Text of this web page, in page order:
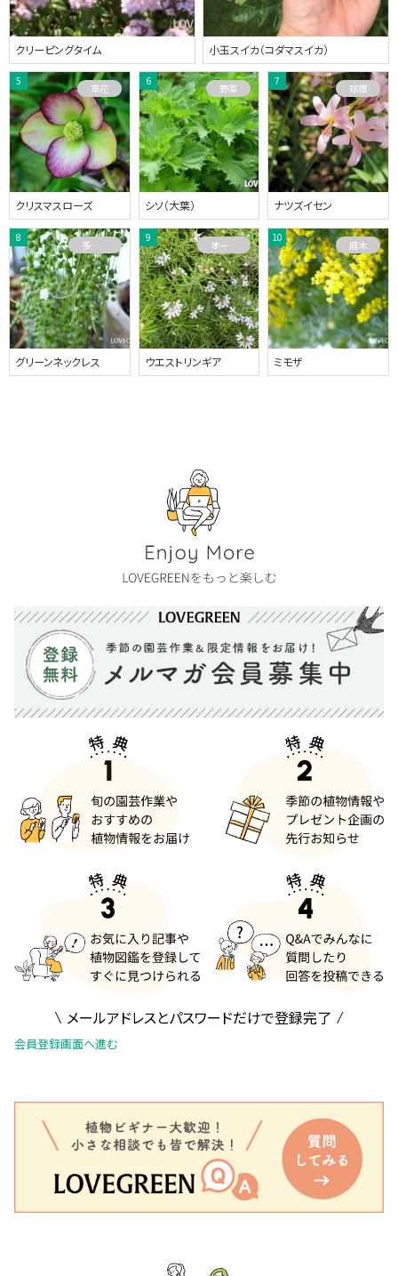
クリーピングタイム 小玉スイカ（コダマスイカ）
クリスマスローズ
草花
シソ（大葉）
野菜
ナツズイセン
球根
グリーンネックレス
多肉植物
ウエストリンギア
オーストラリアプランツ
ミモザ
庭木
メールアドレスとパスワードだけで登録完了
会員登録画面へ進む